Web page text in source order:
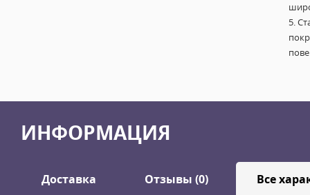
5.
ИНФОРМАЦИЯ
Доставка Отзывы (0) Все